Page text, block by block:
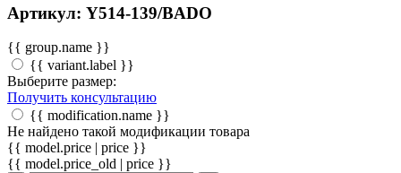
Артикул: Y514-139/BADO
{{ group.name }}
{{ variant.label }}
Выберите размер:
Получить консультацию
{{ modification.name }}
Не найдено такой модификации товара
{{ model.price | price }}
{{ model.price_old | price }}